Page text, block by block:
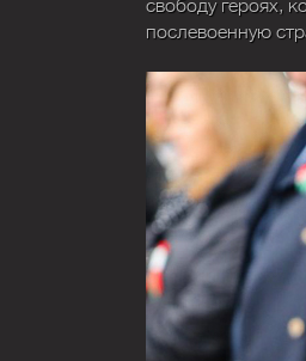
свободу героях,
послевоенную